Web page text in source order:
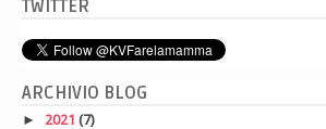
TWITTER
ARCHIVIO BLOG
► 2021 (7)